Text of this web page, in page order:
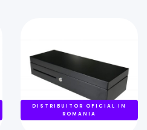
DISTRIBUITOR OFICIAL IN
ROMANIA